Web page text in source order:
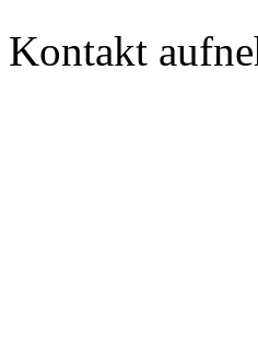
Kontakt